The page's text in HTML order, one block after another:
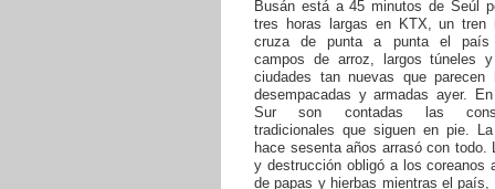
Busán está a 45 minutos de Seúl
tres horas largas en KTX, un tren
cruza de punta a punta el país
campos de arroz, largos túneles y
ciudades tan nuevas que parecen
desempacadas y armadas ayer.
Sur son contadas las
tradicionales que siguen en pie.
hace sesenta años arrasó con todo.
y destrucción obligó a los coreanos
de papas y hierbas mientras el país,